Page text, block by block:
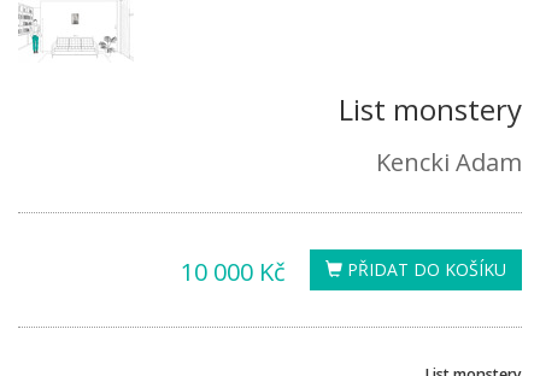
List monstery
Kencki Adam
PŘIDAT DO KOŠÍKU
10 000 Kč